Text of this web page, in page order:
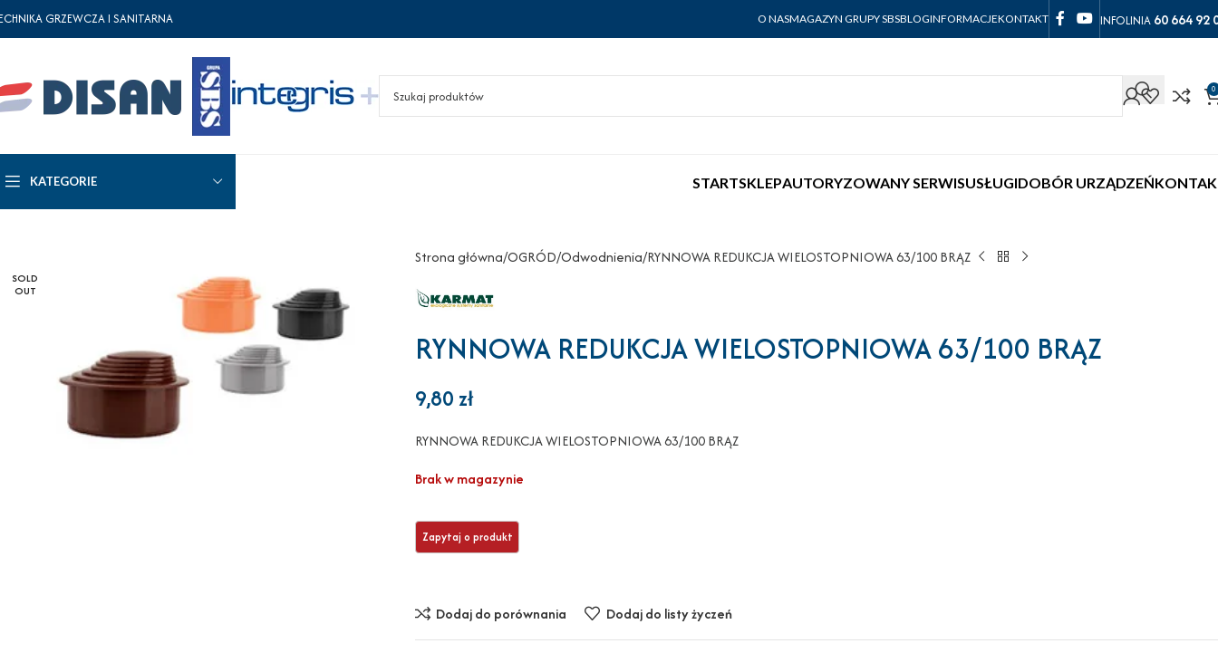
GRZEWCZA I SANITARNA O NASMAGAZYN GRUPY SBSBLOGINFORMACJEKONTAKT INFOLINIA 60 664 92
0
KATEGORIE STARTSKLEPAUTORYZOWANY SERWISUSŁUGIDOBÓR URZĄDZEŃ
SOLD
OUT
Strona główna OGRÓD Odwodnienia RYNNOWA REDUKCJA WIELOSTOPNIOWA 63/100 BRĄZ
RYNNOWA REDUKCJA WIELOSTOPNIOWA 63/100 BRĄZ
9,80zł
RYNNOWA REDUKCJA WIELOSTOPNIOWA 63/100 BRĄZ
Brak w magazynie
Dodaj do porównania Dodaj do listy życzeń